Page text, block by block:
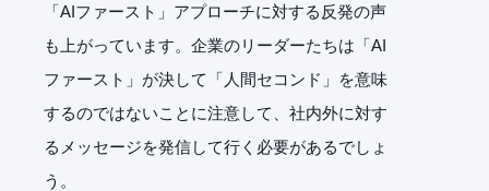
「AIファースト」アプローチに対する反発の声
も上がっています。企業のリーダーたちは「AI
ファースト」が決して「人間セコンド」を意味
するのではないことに注意して、社内外に対す
るメッセージを発信して行く必要があるでしょ
う。